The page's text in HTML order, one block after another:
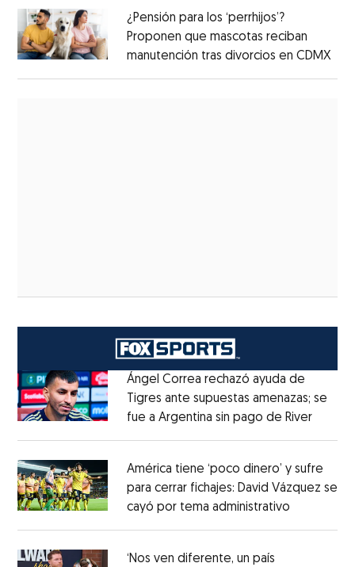
¿Pensión para los ‘perrhijos’?
Proponen que mascotas reciban
manutención tras divorcios en CDMX
Ángel Correa rechazó ayuda de
Tigres ante supuestas amenazas; se
fue a Argentina sin pago de RiverOpens
América tiene ‘poco dinero’ y sufre
para cerrar fichajes: David Vázquez se
cayó por tema administrativo
‘Nos ven diferente, un país